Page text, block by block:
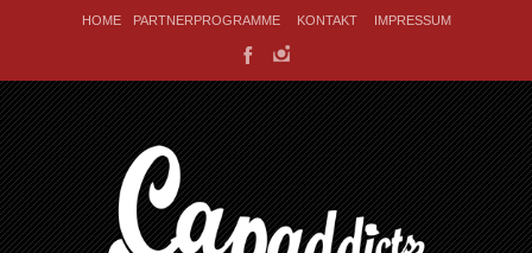
HOME PARTNERPROGRAMME KONTAKT IMPRESSUM